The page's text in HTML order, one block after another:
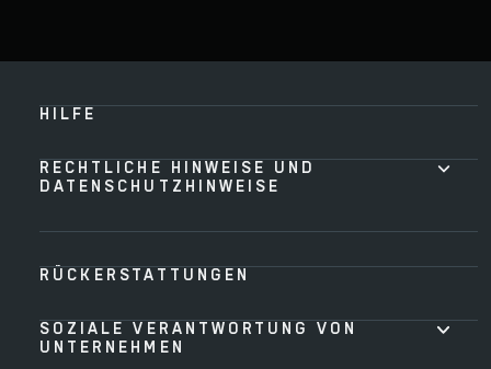
HILFE
RECHTLICHE HINWEISE UND
DATENSCHUTZHINWEISE
RÜCKERSTATTUNGEN
SOZIALE VERANTWORTUNG VON
UNTERNEHMEN